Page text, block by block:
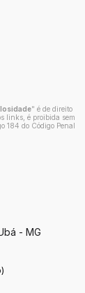
" é de direito
links, é proibida sem
184 do Código Penal
- MG